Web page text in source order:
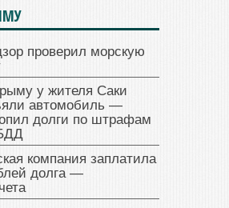
проверил морскую
у жителя Саки
автомобиль —
долги по штрафам
компания заплатила
долга —